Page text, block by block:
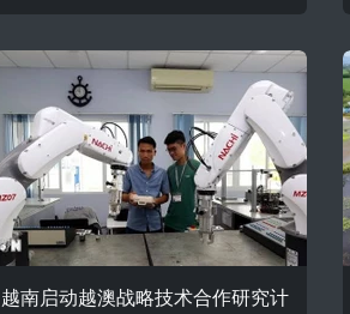
越南启动越澳战略技术合作研究计